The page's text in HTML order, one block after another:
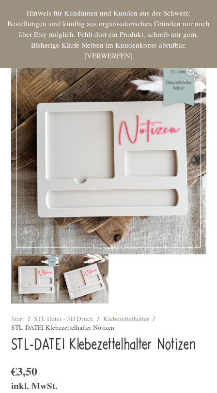
Hinweis für Kundinnen und Kunden aus der Schweiz:
Bestellungen sind künftig aus organisatorischen Gründen nur noch
über Etsy möglich. Fehlt dort ein Produkt, schreib mir gern.
Bisherige Käufe bleiben im Kundenkonto abrufbar.
VERWERFEN
Start / STL Datei - 3D Druck / Klebezettelhalter /
STL-DATEI Klebezettelhalter Notizen
STL-DATEI Klebezettelhalter Notizen
€3,50
inkl. MwSt.